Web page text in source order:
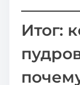
Итог: